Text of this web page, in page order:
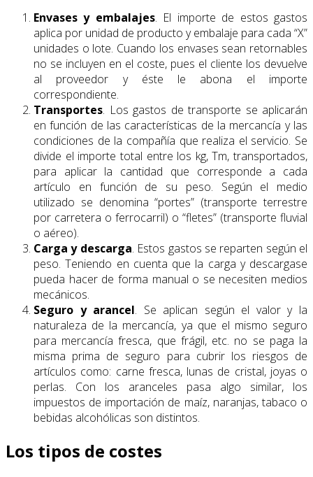
Envases y embalajes. El importe de estos gastos
aplica por unidad de producto y embalaje para cada “X”
unidades o lote. Cuando los envases sean retornables
no se incluyen en el coste, pues el cliente los devuelve
al proveedor y éste le abona el importe
correspondiente.
Transportes. Los gastos de transporte se aplicarán
en función de las características de la mercancía y las
condiciones de la compañía que realiza el servicio. Se
divide el importe total entre los kg, Tm, transportados,
para aplicar la cantidad que corresponde a cada
artículo en función de su peso. Según el medio
utilizado se denomina “portes” (transporte terrestre
por carretera o ferrocarril) o “fletes” (transporte fluvial
o aéreo).
Carga y descarga. Estos gastos se reparten según el
peso. Teniendo en cuenta que la carga y descargase
pueda hacer de forma manual o se necesiten medios
mecánicos.
Seguro y arancel. Se aplican según el valor y la
naturaleza de la mercancía, ya que el mismo seguro
para mercancía fresca, que frágil, etc. no se paga la
misma prima de seguro para cubrir los riesgos de
artículos como: carne fresca, lunas de cristal, joyas o
perlas. Con los aranceles pasa algo similar, los
impuestos de importación de maíz, naranjas, tabaco o
bebidas alcohólicas son distintos.
Los tipos de costes